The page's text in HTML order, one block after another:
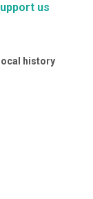
us
history